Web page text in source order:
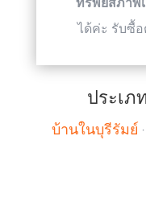
ได้ค่ะ รับซื้
ประเภ
บ้านในบุรีรัมย์·